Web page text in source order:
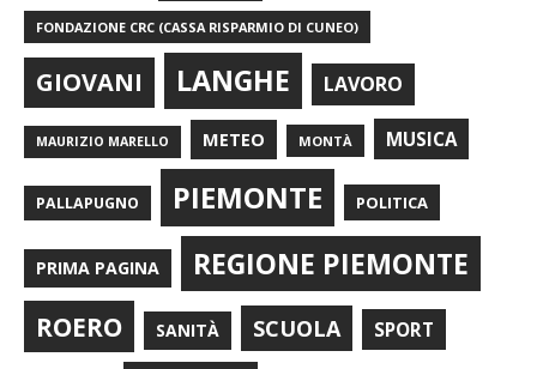
FONDAZIONE CRC (CASSA RISPARMIO DI CUNEO)
GIOVANI LANGHE LAVORO
MAURIZIO MARELLO METEO MONTÀ MUSICA
PALLAPUGNO PIEMONTE POLITICA
PRIMA PAGINA REGIONE PIEMONTE
ROERO SANITÀ SCUOLA SPORT